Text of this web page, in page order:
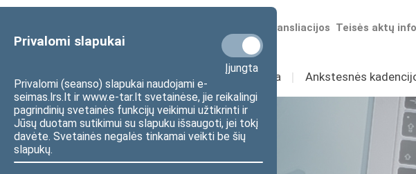
Privalomi slapukai
Įjungta
Privalomi (seanso) slapukai naudojami e-
seimas.lrs.lt ir www.e-tar.lt svetainėse, jie reikalingi
pagrindinių svetainės funkcijų veikimui užtikrinti ir
Jūsų duotam sutikimui su slapuku išsaugoti, jei tokį
davėte. Svetainės negalės tinkamai veikti be šių
slapukų.
Teisės aktų
Numatomos transliacijos
Sudėtis Veikla I Ankstesnės
Statistika